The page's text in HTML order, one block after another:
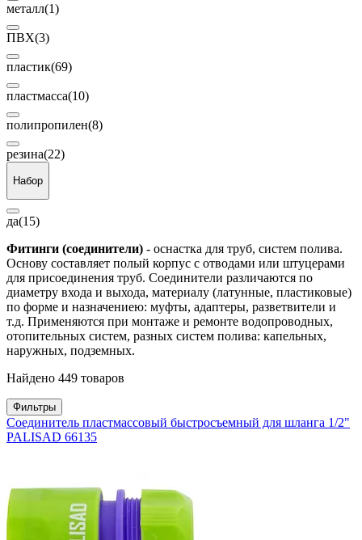
металл(1)
ПВХ(3)
пластик(69)
пластмасса(10)
полипропилен(8)
резина(22)
Набор
да(15)
Фитинги (соединители) - оснастка для труб, систем полива.
Основу составляет полый корпус с отводами или штуцерами
для присоединения труб. Соединители различаются по
диаметру входа и выхода, материалу (латунные, пластиковые)
по форме и назначениею: муфты, адаптеры, разветвители и
т.д. Применяются при монтаже и ремонте водопроводных,
отопительных систем, разных систем полива: капельных,
наружных, подземных.
Найдено 449 товаров
Фильтры
Соединитель пластмассовый быстросъемный для шланга 1/2"
PALISAD 66135